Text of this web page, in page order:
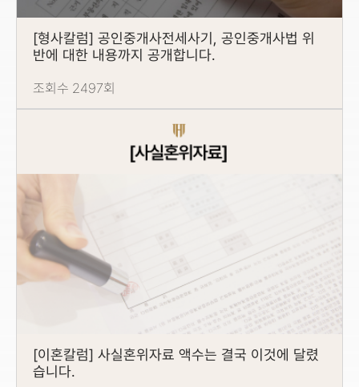
[형사칼럼] 공인중개사전세사기, 공인중개사법 위
반에 대한 내용까지 공개합니다.
조회수 2497회
[이혼칼럼] 사실혼위자료 액수는 결국 이것에 달렸
습니다.